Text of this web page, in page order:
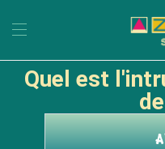
Quel est